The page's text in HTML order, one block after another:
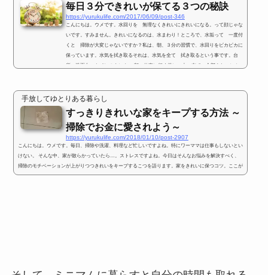
毎日３分できれいが保てる３つの秘訣
https://yurukulife.com/2017/06/09/post-346
こんにちは。ウメです。水回りを 無理なくきれいにきれいになる。って顔じゃな
いです。すみません。きれいになるのは、水まわり！ところで、水垢って 一度付
くと 掃除が大変じゃないですか？私は、朝、３分の習慣で、水回りをピカピカに
保っています。水気を拭き取るそれは、水気を全て 拭き取るという事です。台
所、洗面台、トイレのタンク。 朝、仕事に行く前に 古い布で 全部きれいにふ
手放してゆとりある暮らし
すっきりきれいな家をキープする方法 ～
掃除でお金に愛されよう～
https://yurukulife.com/2018/01/10/post-2907
こんにちは。ウメです。毎日、掃除や洗濯、料理など忙しいですよね。特にワーママは仕事もしないとい
けない。 そんな中、家が散らかっていたら…。ストレスですよね。今日はそんなお悩みを解決すべく、
掃除のモチベーションが上がりつつきれいをキープするこつを語ります。家をきれいに保つコツ。ここが
きれいだと家はきれいに見えるもし、急な来客があったら…。そんな時、家が片付いていなかったり、汚